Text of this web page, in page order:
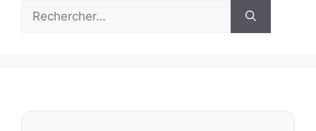
Rechercher :